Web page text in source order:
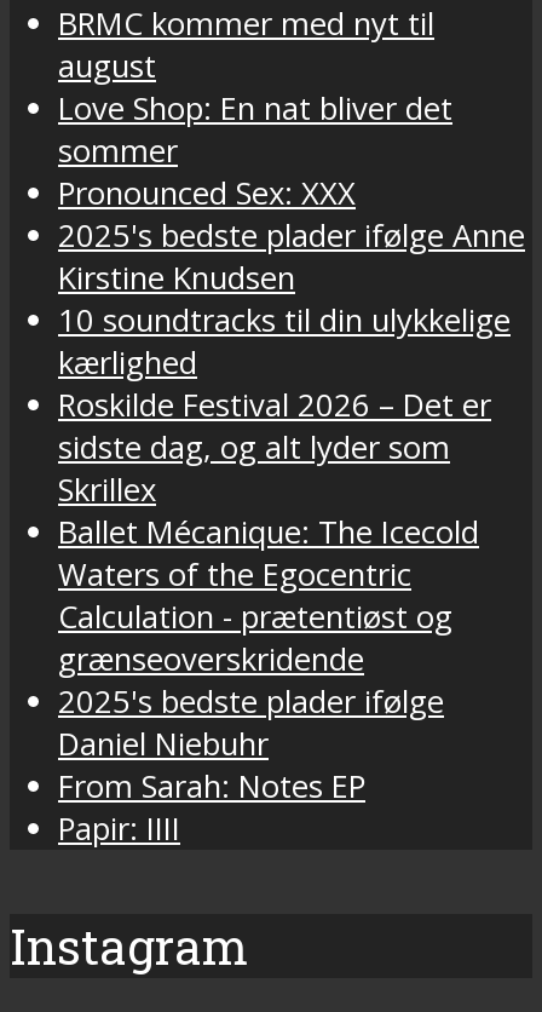
BRMC kommer med nyt til
august
Love Shop: En nat bliver det
sommer
Pronounced Sex: XXX
2025's bedste plader ifølge Anne
Kirstine Knudsen
10 soundtracks til din ulykkelige
kærlighed
Roskilde Festival 2026 – Det er
sidste dag, og alt lyder som
Skrillex
Ballet Mécanique: The Icecold
Waters of the Egocentric
Calculation - prætentiøst og
grænseoverskridende
2025's bedste plader ifølge
Daniel Niebuhr
From Sarah: Notes EP
Papir: IIII
Instagram